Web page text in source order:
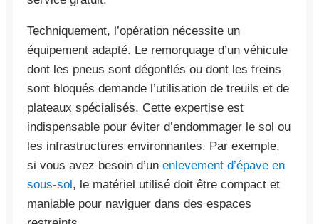
Techniquement, l’opération nécessite un
équipement adapté. Le remorquage d’un véhicule
dont les pneus sont dégonflés ou dont les freins
sont bloqués demande l’utilisation de treuils et de
plateaux spécialisés. Cette expertise est
indispensable pour éviter d’endommager le sol ou
les infrastructures environnantes. Par exemple,
si vous avez besoin d’un enlevement d’épave en
sous-sol, le matériel utilisé doit être compact et
maniable pour naviguer dans des espaces